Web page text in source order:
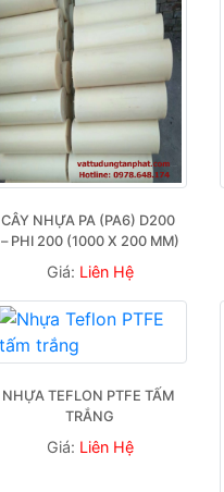
CÂY NHỰA PA (PA6) D200
– PHI 200 (1000 X 200 MM)
Giá: Liên Hệ
NHỰA TEFLON PTFE TẤM
TRẮNG
Giá: Liên Hệ